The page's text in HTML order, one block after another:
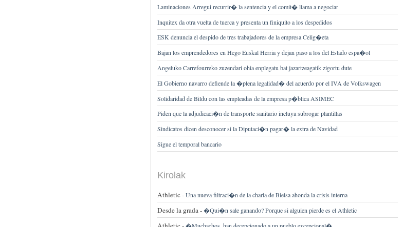
Laminaciones Arregui recurrir� la sentencia y el comit� llama a negociar
Inquitex da otra vuelta de tuerca y presenta un finiquito a los despedidos
ESK denuncia el despido de tres trabajadores de la empresa Celig�eta
Bajan los emprendedores en Hego Euskal Herria y dejan paso a los del Estado espa�ol
Angeluko Carrefourreko zuzendari ohia enplegatu bat jazartzeagatik zigortu dute
El Gobierno navarro defiende la �plena legalidad� del acuerdo por el IVA de Volkswagen
Solidaridad de Bildu con las empleadas de la empresa p�blica ASIMEC
Piden que la adjudicaci�n de transporte sanitario incluya subrogar plantillas
Sindicatos dicen desconocer si la Diputaci�n pagar� la extra de Navidad
Sigue el temporal bancario
Kirolak
Athletic -Una nueva filtraci�n de la charla de Bielsa ahonda la crisis interna
Desde la grada -�Qui�n sale ganando? Porque si alguien pierde es el Athletic
�Muchachos, han decepcionado a un pueblo excepcional�